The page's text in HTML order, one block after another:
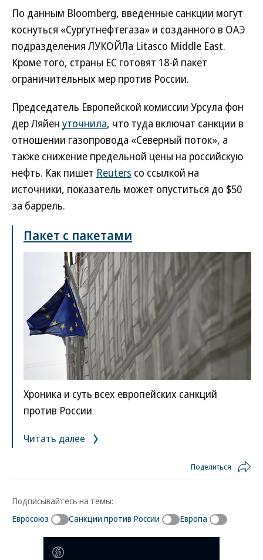
По данным Bloomberg, введенные санкции могут
коснуться «Сургутнефтегаза» и созданного в ОАЭ
подразделения ЛУКОЙЛа Litasco Middle East.
Кроме того, страны ЕС готовят 18-й пакет
ограничительных мер против России.
Председатель Европейской комиссии Урсула фон
дер Ляйен уточнила, что туда включат санкции в
отношении газопровода «Северный поток», а
также снижение предельной цены на российскую
нефть. Как пишет Reuters со ссылкой на
источники, показатель может опуститься до $50
за баррель.
Пакет с пакетами
Хроника и суть всех европейских санкций
против России
Читать далее
Поделиться
Подписывайтесь на темы:
Евросоюз
Санкции против России Европа